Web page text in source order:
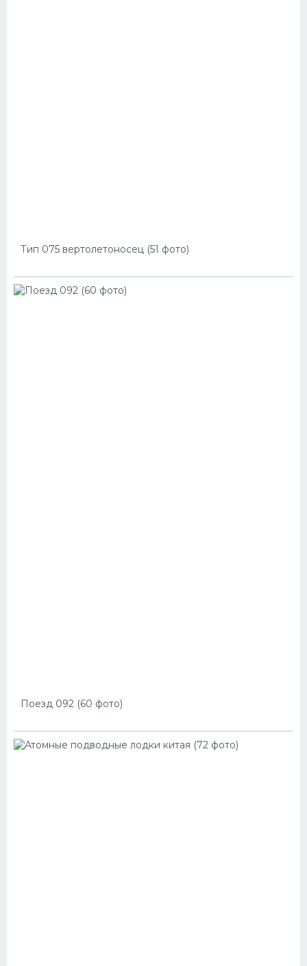
Тип 075 вертолетоносец (51 фото)
Поезд 092 (60 фото)